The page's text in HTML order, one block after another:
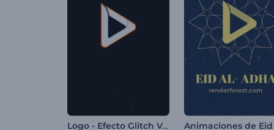
Logo - Efecto Glitch Veloz